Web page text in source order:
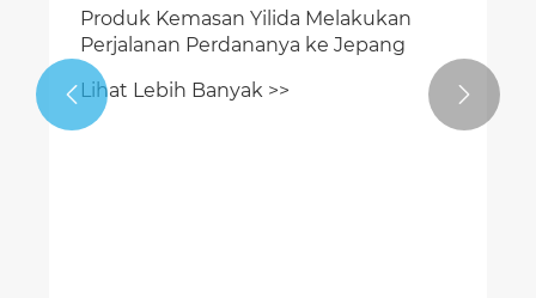
Produk Kemasan Yilida Melakukan
Perjalanan Perdananya ke Jepang
Lihat Lebih Banyak >>
 